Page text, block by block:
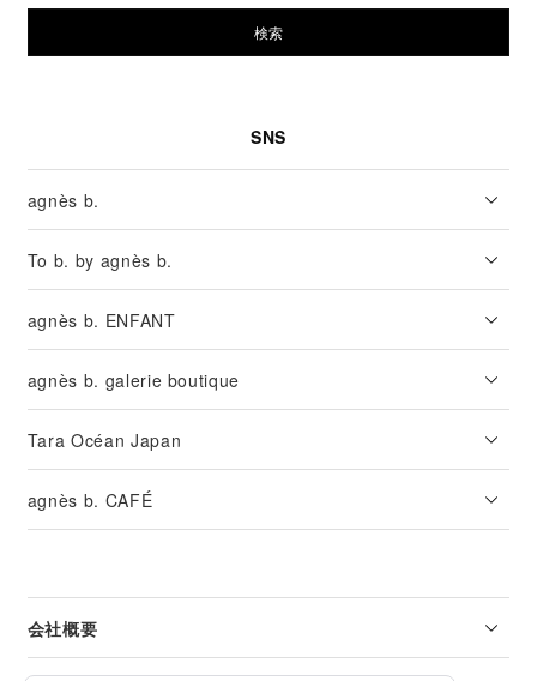
検索
SNS
agnès b.
To b. by agnès b.
agnès b. ENFANT
agnès b. galerie boutique
Tara Océan Japan
agnès b. CAFÉ
会社概要